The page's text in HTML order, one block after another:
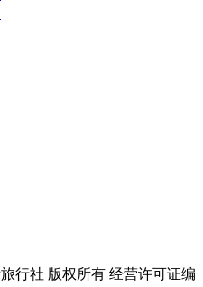
行社 版权所有 经营许可证编